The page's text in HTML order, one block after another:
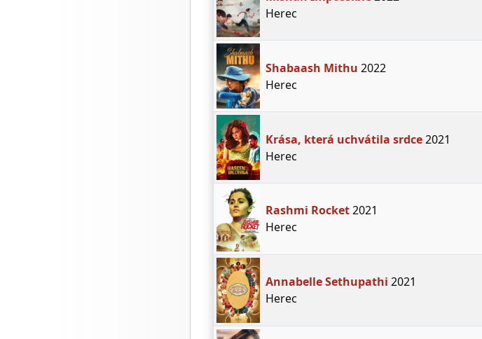
Herec
Shabaash Mithu 2022
Herec
Krása, která uchvátila srdce2021
Herec
Rashmi Rocket2021
Herec
Annabelle Sethupathi 2021
Herec